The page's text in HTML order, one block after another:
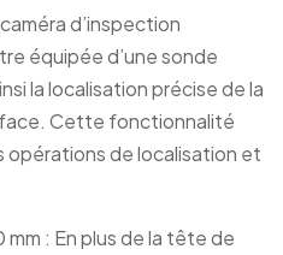
d’inspection
équipée d’une sonde
la localisation précise de la
Cette fonctionnalité
opérations de localisation et
: En plus de la tête de